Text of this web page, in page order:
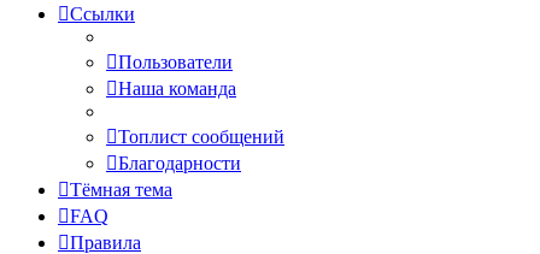
Ссылки
Пользователи
Наша команда
Топлист сообщений
Благодарности
Тёмная тема
FAQ
Правила